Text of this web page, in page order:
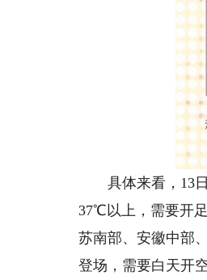
具体来看，13日
37℃以上，需要开
苏南部、安徽中部
登场，需要白天开